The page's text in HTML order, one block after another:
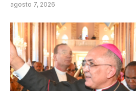
agosto 7, 2026